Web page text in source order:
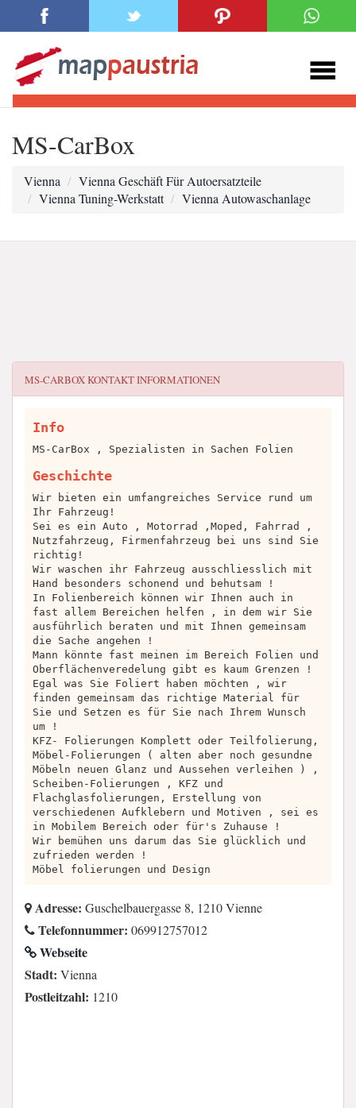
MS-CarBox
Vienna
Vienna Geschäft Für Autoersatzteile
Vienna Tuning-Werkstatt
Vienna Autowaschanlage
MS-CARBOXKONTAKT INFORMATIONEN
Info
MS-CarBox , Spezialisten in Sachen Folien
Geschichte
Wir bieten ein umfangreiches Service rund um
Ihr Fahrzeug!
Sei es ein Auto , Motorrad ,Moped, Fahrrad ,
Nutzfahrzeug, Firmenfahrzeug bei uns sind Sie
richtig!
Wir waschen ihr Fahrzeug ausschliesslich mit
Hand besonders schonend und behutsam !
In Folienbereich können wir Ihnen auch in
fast allem Bereichen helfen , in dem wir Sie
ausführlich beraten und mit Ihnen gemeinsam
die Sache angehen !
Mann könnte fast meinen im Bereich Folien und
Oberflächenveredelung gibt es kaum Grenzen !
Egal was Sie Foliert haben möchten , wir
finden gemeinsam das richtige Material für
Sie und Setzen es für Sie nach Ihrem Wunsch
um !
KFZ- Folierungen Komplett oder Teilfolierung,
Möbel-Folierungen ( alten aber noch gesundne
Möbeln neuen Glanz und Aussehen verleihen ) ,
Scheiben-Folierungen , KFZ und
Flachglasfolierungen, Erstellung von
verschiedenen Aufklebern und Motiven , sei es
in Mobilem Bereich oder für's Zuhause !
Wir bemühen uns darum das Sie glücklich und
zufrieden werden !
Möbel folierungen und Design
Adresse: Guschelbauergasse 8, 1210 Vienne
Telefonnummer: 069912757012
Webseite
Stadt: Vienna
Postleitzahl: 1210